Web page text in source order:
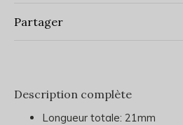
Partager
Description complète
Longueur totale: 21mm